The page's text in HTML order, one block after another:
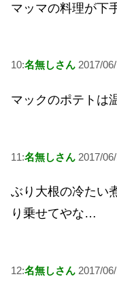
マッマの料理が下
10:名無しさん 2017/
マックのポテトは
11:名無しさん 2017/
ぶり大根の冷たい
り乗せてやな…
12:名無しさん 2017/